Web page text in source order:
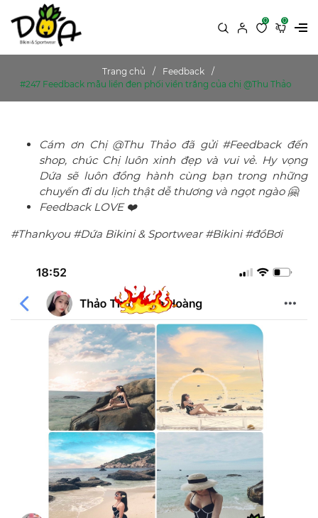
0 0
Trang chủ
Feedback
#247 Feedback mẫu liền đen phối viền trắng của chị @Thu Thảo
Cám ơn Chị @Thu Thảo đã gửi #Feedback đến
shop, chúc Chị luôn xinh đẹp và vui vẻ. Hy vọng
Dứa sẽ luôn đồng hành cùng bạn trong những
chuyến đi du lịch thật dễ thương và ngọt ngào 🤗
Feedback LOVE ❤️
#Thankyou #Dứa Bikini & Sportwear #Bikini #đồBơi